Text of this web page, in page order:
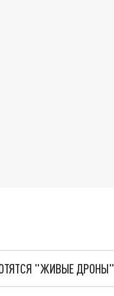
"ЖИВЫЕ ДРОНЫ"